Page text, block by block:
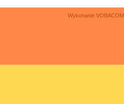
Wykonanie VOBACOM